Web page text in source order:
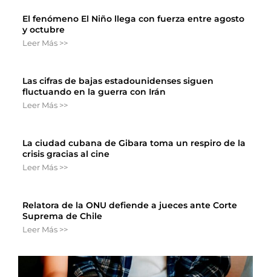
El fenómeno El Niño llega con fuerza entre agosto
y octubre
Leer Más >>
Las cifras de bajas estadounidenses siguen
fluctuando en la guerra con Irán
Leer Más >>
La ciudad cubana de Gibara toma un respiro de la
crisis gracias al cine
Leer Más >>
Relatora de la ONU defiende a jueces ante Corte
Suprema de Chile
Leer Más >>